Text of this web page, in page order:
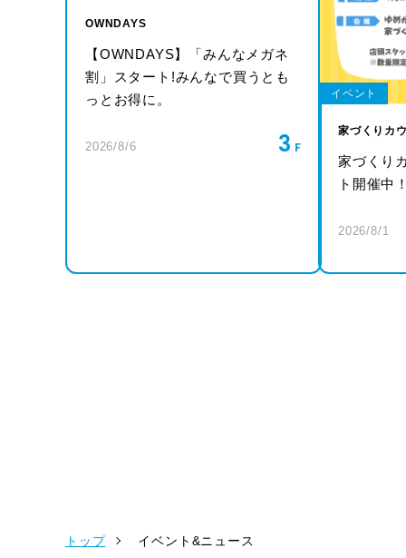
OWNDAYS
【OWNDAYS】「みんなメガネ
割」スタート!みんなで買うとも
っとお得に。
2026/8/6 3
イベント
家づくりカ
家づくり
ト開催中
2026/8/1
トップ イベント&ニュース